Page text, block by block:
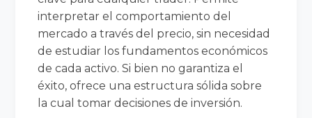
interpretar el comportamiento del
mercado a través del precio, sin necesidad
de estudiar los fundamentos económicos
de cada activo. Si bien no garantiza el
éxito, ofrece una estructura sólida sobre
la cual tomar decisiones de inversión.